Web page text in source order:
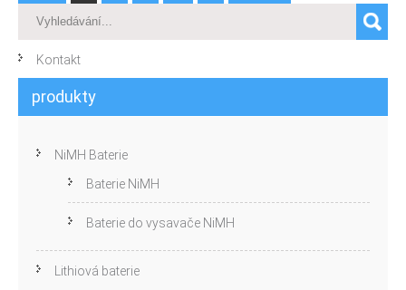
Kontakt
produkty
NiMH Baterie
Baterie NiMH
Baterie do vysavače NiMH
Lithiová baterie